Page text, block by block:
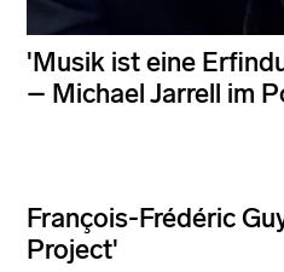
'Musik ist eine
– Michael Jarrell im
François-Frédéric
Project'